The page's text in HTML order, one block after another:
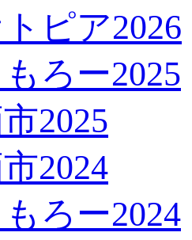
ピア2026
ろー2025
2025
2024
ろー2024